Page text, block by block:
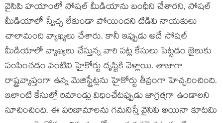
వైసిపి హయాంలో సోషల్ మీడియాను బంధీని చేశారని, సోషల్
మీడియాలో స్వేచ్ఛ లేకుండా పోయిందని టిడిపి నాయకులు
చాలామంది వ్యాఖ్యలు చేశారు. కానీ ఇప్పుడు అదే సోషల్
మీడియాలో వ్యాఖ్యలు చేస్తున్న వారి పట్ల కేసులు పెట్టడం జైలుకు
పంపించడం వంటివి హైకోర్టు దృష్టికి వెళ్లాయి. తాజాగా
రాష్ట్రవ్యాప్తంగా ఉన్న మెజిస్ట్రేట్లను హైకోర్టు తీవ్రంగా హెచ్చరించింది.
ఇలాంటి కేసుల్లో రిమాండ్లు విధించేటప్పుడు జాగ్రత్తగా ఉండాలని
సూచించింది. ఈ పరిణామాలను గమనిస్తే వైసిపి అయినా కూటమి